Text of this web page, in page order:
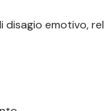
emotivo,